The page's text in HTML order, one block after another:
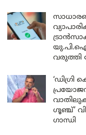
യു.പി.ഐ
വരുത്തി
ഗൂഞ്ച്’
ഗാന്ധി